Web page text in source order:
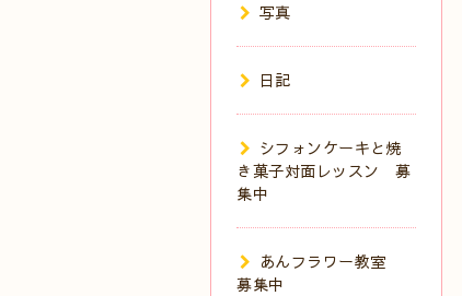
写真
日記
シフォンケーキと焼
き菓子対面レッスン 募
集中
あんフラワー教室
募集中